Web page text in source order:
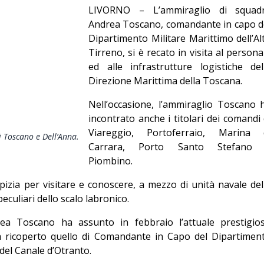
e Dell’Anna.
LIVORNO – L’ammiraglio di
Andrea Toscano, comandante in capo
Dipartimento Militare Marittimo
Tirreno, si è recato in visita al
ed alle infrastrutture logistiche
Direzione Marittima della Toscana.
Nell’occasione, l’ammiraglio Toscano
incontrato anche i titolari dei comandi
Viareggio, Portoferraio, Marina
Carrara, Porto Santo Stefano
Piombino.
per visitare e conoscere, a mezzo di unità navale
dello scalo labronico.
Toscano ha assunto in febbraio l’attuale
ricoperto quello di Comandante in Capo del
Canale d’Otranto.
Editoriale